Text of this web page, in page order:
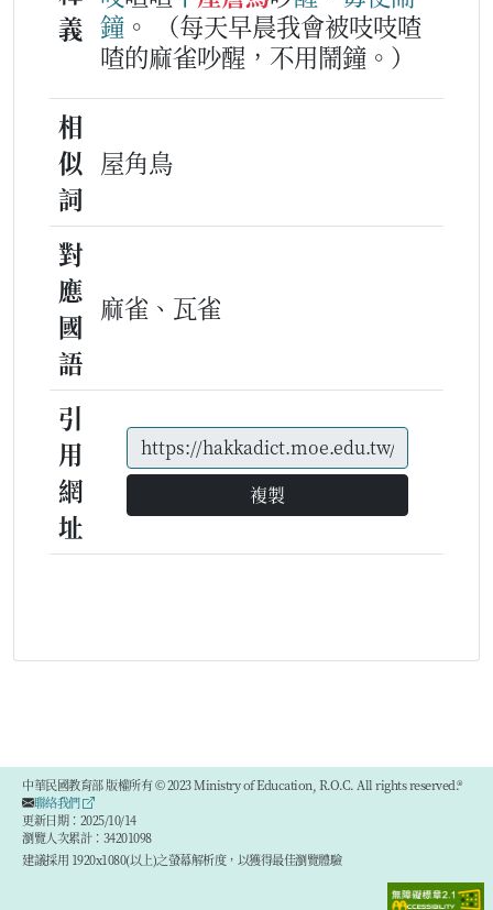
義 鐘 。
（每天早晨我會被吱吱喳
喳的麻雀吵醒，不用鬧鐘。）
相
似
詞
屋角鳥
對
應
國
語
麻雀、瓦雀
引
用
網
址
複製
中華民國教育部 版權所有 © 2023 Ministry of Education, R.O.C. All rights reserved.®
聯絡我們
更新日期：2025/10/14
瀏覽人次累計：34201098
建議採用 1920x1080(以上)之螢幕解析度，以獲得最佳瀏覽體驗